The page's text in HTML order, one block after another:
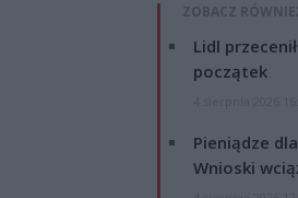
ZOBACZ
Lidl
początek
Pieniądze
Wnioski